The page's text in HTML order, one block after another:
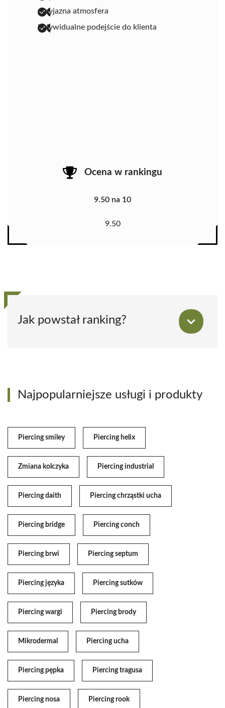
przyjazna atmosfera
indywidualne podejście do klienta
Ocena w rankingu
9.50 na 10
9.50
Jak powstał ranking?
Najpopularniejsze usługi i produkty
Piercing smiley Piercing helix
Zmiana kolczyka Piercing industrial
Piercing daith Piercing chrząstki ucha
Piercing bridge Piercing conch
Piercing brwi Piercing septum
Piercing języka Piercing sutków
Piercing wargi Piercing brody
Mikrodermal Piercing ucha
Piercing pępka Piercing tragusa
Piercing nosa Piercing rook